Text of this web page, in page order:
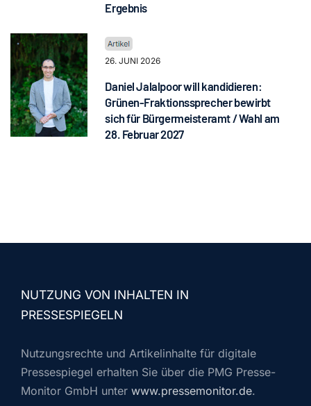
Ergebnis
26. JUNI 2026
Daniel Jalalpoor will kandidieren:
Grünen-Fraktionssprecher bewirbt
sich für Bürgermeisteramt / Wahl am
28. Februar 2027
NUTZUNG VON INHALTEN IN
PRESSESPIEGELN
Nutzungsrechte und Artikelinhalte für digitale
Pressespiegel erhalten Sie über die PMG Presse-
Monitor GmbH unter www.pressemonitor.de.